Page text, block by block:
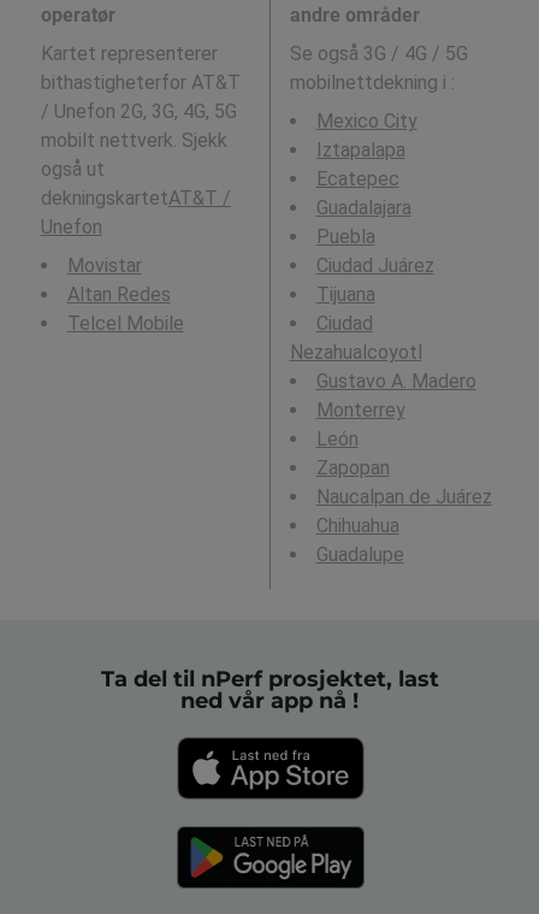
operatør
Kartet representerer
bithastigheterfor AT&T
/ Unefon 2G, 3G, 4G, 5G
mobilt nettverk. Sjekk
også ut
dekningskartetAT&T /
Unefon
Movistar
Altan Redes
Telcel Mobile
andre områder
Se også 3G / 4G / 5G
mobilnettdekning i :
Mexico City
Iztapalapa
Ecatepec
Guadalajara
Puebla
Ciudad Juárez
Tijuana
Ciudad
Nezahualcoyotl
Gustavo A. Madero
Monterrey
León
Zapopan
Naucalpan de Juárez
Chihuahua
Guadalupe
Ta del til nPerf prosjektet, last
ned vår app nå !